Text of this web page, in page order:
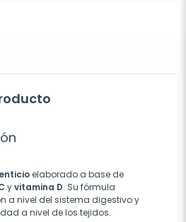
elaborado a base de
yvitamina D. Su fórmula
a nivel del sistema digestivo y
a nivel de los tejidos.